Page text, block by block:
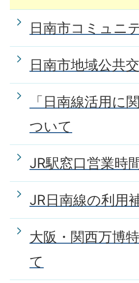
日南市コミュニ
日南市地域公共
「日南線活用に
ついて
JR駅窓口営業時
JR日南線の利用
大阪・関西万博
て